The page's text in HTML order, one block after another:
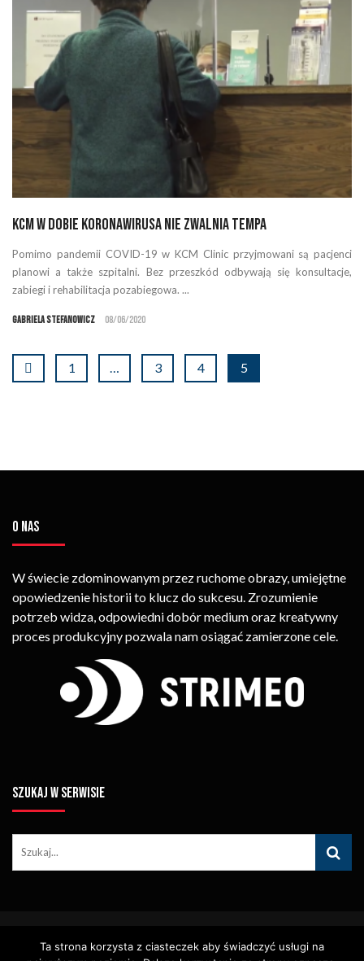
KCM w dobie koronawirusa nie zwalnia tempa
Pomimo pandemii COVID-19 w KCM Clinic przyjmowani są pacjenci
planowi a także szpitalni. Bez przeszkód odbywają się konsultacje,
zabiegi i rehabilitacja pozabiegowa. ...
Gabriela Stefanowicz 08/06/2020
1 3 4 5
O NAS
W świecie zdominowanym przez ruchome obrazy, umiejętne
opowiedzenie historii to klucz do sukcesu. Zrozumienie
potrzeb widza, odpowiedni dobór medium oraz kreatywny
proces produkcyjny pozwala nam osiągać zamierzone cele.
SZUKAJ W SERWISIE
Tym Zdjęć, Materiałów Wideo) Bez Pisemnego Zezwolenia
Ta strona korzysta z ciasteczek aby świadczyć usługi na